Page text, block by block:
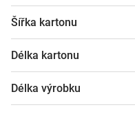
Šířka kartonu
Délka kartonu
Délka výrobku